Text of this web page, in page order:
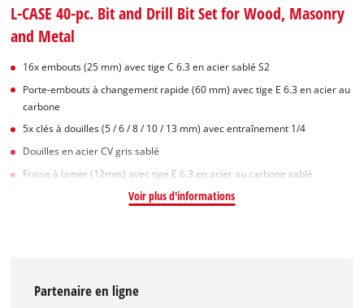
L-CASE 40-pc. Bit and Drill Bit Set for Wood, Masonry
and Metal
16x embouts (25 mm) avec tige C 6.3 en acier sablé S2
Porte-embouts à changement rapide (60 mm) avec tige E 6.3 en acier au
carbone
5x clés à douilles (5 / 6 / 8 / 10 / 13 mm) avec entraînement 1/4
Douilles en acier CV gris sablé
Fraise à lamer (12mm) avec tige E 6.3 en acier au carbone sablé
Voir plus d'informations
Partenaire en ligne